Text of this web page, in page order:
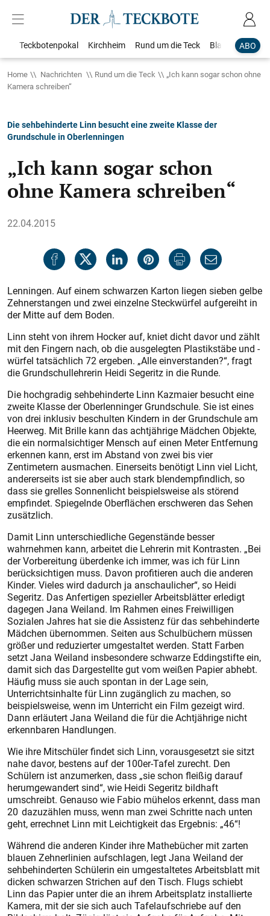
ABO
Teckbotenpokal Kirchheim Rund um die Teck Blaulicht
Home Nachrichten Rund um die Teck
„Ich kann sogar schon ohne
Kamera schreiben“
Die sehbehinderte Linn besucht eine zweite Klasse der
Grundschule in Oberlenningen
„Ich kann sogar schon
ohne Kamera schreiben“
22.04.2015
Lenningen. Auf einem schwarzen Karton liegen sieben gelbe
Zehnerstangen und zwei einzelne Steckwürfel aufgereiht in
der Mitte auf dem Boden.
Linn steht von ihrem Hocker auf, kniet dicht davor und zählt
mit den Fingern nach, ob die ausgelegten Plastikstäbe und -
würfel tatsächlich 72 ergeben. „Alle einverstanden?“, fragt
die Grundschullehrerin Heidi Segeritz in die Runde.
Die hochgradig sehbehinderte Linn Kazmaier besucht eine
zweite Klasse der Oberlenninger Grundschule. Sie ist eines
von drei inklusiv beschulten Kindern in der Grundschule am
Heerweg. Mit Brille kann das achtjährige Mädchen Objekte,
die ein normalsichtiger Mensch auf einen Meter Entfernung
erkennen kann, erst im Abstand von zwei bis vier
Zentimetern ausmachen. Einerseits benötigt Linn viel Licht,
andererseits ist sie aber auch stark blendempfindlich, so
dass sie grelles Sonnenlicht beispielsweise als störend
empfindet. Spiegelnde Oberflächen erschweren das Sehen
zusätzlich.
Damit Linn unterschiedliche Gegenstände besser
wahrnehmen kann, arbeitet die Lehrerin mit Kontrasten. „Bei
der Vorbereitung überdenke ich immer, was ich für Linn
berücksichtigen muss. Davon profitieren auch die anderen
Kinder. Vieles wird dadurch ja anschaulicher“, so Heidi
Segeritz. Das Anfertigen spezieller Arbeitsblätter erledigt
dagegen Jana Weiland. Im Rahmen eines Freiwilligen
Sozialen Jahres hat sie die Assistenz für das sehbehinderte
Mädchen übernommen. Seiten aus Schulbüchern müssen
größer und reduzierter umgestaltet werden. Statt Farben
setzt Jana Weiland insbesondere schwarze Eddingstifte ein,
damit sich das Dargestellte gut vom weißen Papier abhebt.
Häufig muss sie auch spontan in der Lage sein,
Unterrichtsinhalte für Linn zugänglich zu machen, so
beispielsweise, wenn im Unterricht ein Film gezeigt wird.
Dann erläutert Jana Weiland die für die Achtjährige nicht
erkennbaren Handlungen.
Wie ihre Mitschüler findet sich Linn, vorausgesetzt sie sitzt
nahe davor, bestens auf der 100er-Tafel zurecht. Den
Schülern ist anzumerken, dass „sie schon fleißig darauf
herumgewandert sind“, wie Heidi Segeritz bildhaft
umschreibt. Genauso wie Fabio mühelos erkennt, dass man
20 dazuzählen muss, wenn man zwei Schritte nach unten
geht, errechnet Linn mit Leichtigkeit das Ergebnis: „46“!
Während die anderen Kinder ihre Mathebücher mit zarten
blauen Zehnerlinien aufschlagen, legt Jana Weiland der
sehbehinderten Schülerin ein umgestaltetes Arbeitsblatt mit
dicken schwarzen Strichen auf den Tisch. Flugs schiebt
Linn das Papier unter die an ihrem Arbeitsplatz installierte
Kamera, mit der sie sich auch Tafelaufschriebe auf den